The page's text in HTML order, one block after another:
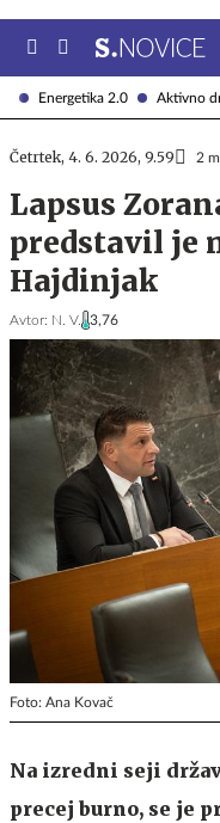
Energetika 2.0 Aktivno
Četrtek, 4. 6. 2026, 9.59 2
Lapsus
predstavil je
Hajdinjak
Avtor: N. V. 3,76
Foto: Ana Kovač
Na izredni seji
precej burno, se je